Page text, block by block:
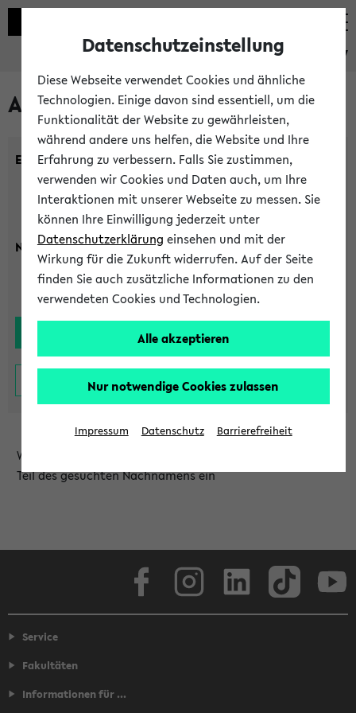
eKVV
Alle Lehrenden
Einrichtung:
Nachname:
Wählen Sie die Einrichtung aus und/oder geben Sie einen
Teil des gesuchten Nachnamens ein
Service
Fakultäten
Informationen für ...
Datenschutzeinstellung
Diese Webseite verwendet Cookies und ähnliche
Technologien. Einige davon sind essentiell, um die
Funktionalität der Website zu gewährleisten,
während andere uns helfen, die Website und Ihre
Erfahrung zu verbessern. Falls Sie zustimmen,
verwenden wir Cookies und Daten auch, um Ihre
Interaktionen mit unserer Webseite zu messen. Sie
können Ihre Einwilligung jederzeit unter
Datenschutzerklärung einsehen und mit der
Wirkung für die Zukunft widerrufen. Auf der Seite
finden Sie auch zusätzliche Informationen zu den
verwendeten Cookies und Technologien.
Alle akzeptieren
Nur notwendige Cookies zulassen
Impressum Datenschutz Barrierefreiheit